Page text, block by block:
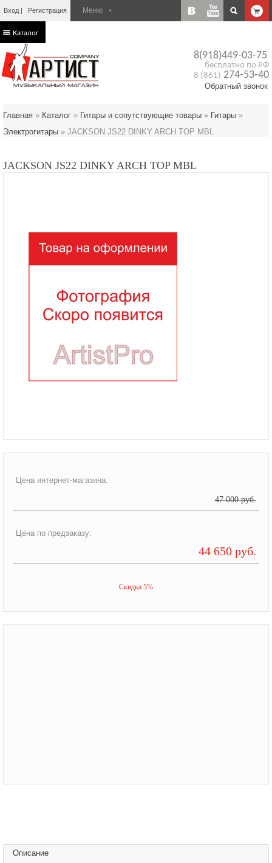
Вход Регистрация
8(918)449-03-75
бесплатно по РФ
8 (861) 274-53-40
Обратный звонок
Каталог
Главная » Каталог » Гитары и сопутствующие товары » Гитары »
Электрогитары » JACKSON JS22 DINKY ARCH TOP MBL
JACKSON JS22 DINKY ARCH TOP MBL
Цена интернет-магазина:
47 000 руб.
Цена по предзаказу:
44 650 руб.
Скидка 5%
Описание